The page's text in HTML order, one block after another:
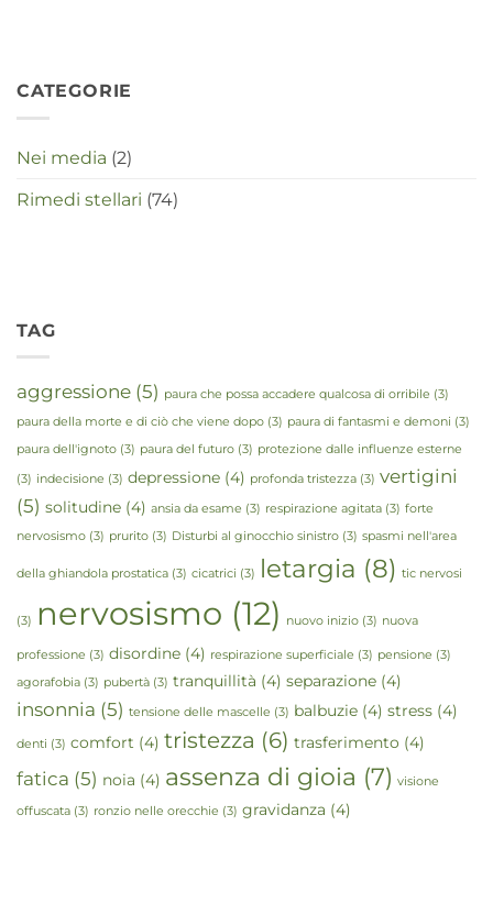
CATEGORIE
Nei media (2)
Rimedi stellari (74)
TAG
aggressione (5) paura che possa accadere qualcosa di orribile (3)
paura della morte e di ciò che viene dopo (3) paura di fantasmi e demoni (3)
paura dell'ignoto (3) paura del futuro (3) protezione dalle influenze esterne
(3) indecisione (3) depressione (4) profonda tristezza (3) vertigini
(5) solitudine (4) ansia da esame (3) respirazione agitata (3) forte
nervosismo (3) prurito (3) Disturbi al ginocchio sinistro (3) spasmi nell'area
della ghiandola prostatica (3) cicatrici (3) letargia (8) tic nervosi
(3) nervosismo (12) nuovo inizio (3) nuova
professione (3) disordine (4) respirazione superficiale (3) pensione (3)
agorafobia (3) pubertà (3) tranquillità (4) separazione (4)
insonnia (5) tensione delle mascelle (3) balbuzie (4) stress (4)
denti (3) comfort (4) tristezza (6) trasferimento (4)
fatica (5) noia (4) assenza di gioia (7) visione
offuscata (3) ronzio nelle orecchie (3) gravidanza (4)